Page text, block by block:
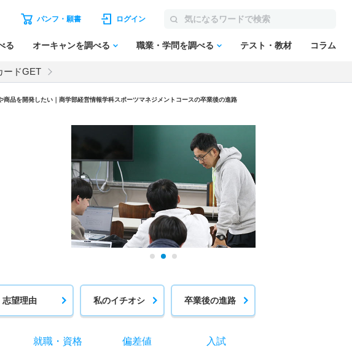
パンフ・願書 ログイン
る オーキャンを調べる 職業・学問を調べる テスト・教材 コラム
ードGET
商品を開発したい｜商学部経営情報学科スポーツマネジメントコースの卒業後の進路
志望理由 私のイチオシ 卒業後の進路
就職・ 資格 偏差値 入試